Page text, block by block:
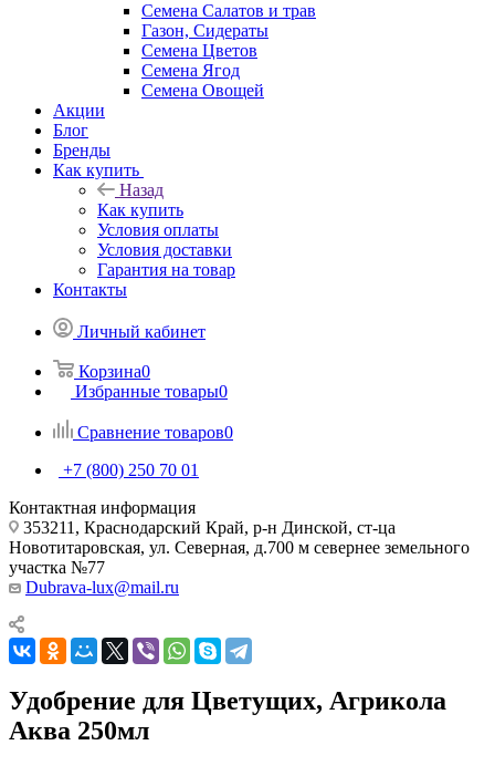
Семена Салатов и трав
Газон, Сидераты
Семена Цветов
Семена Ягод
Семена Овощей
Акции
Блог
Бренды
Как купить
Назад
Как купить
Условия оплаты
Условия доставки
Гарантия на товар
Контакты
Личный кабинет
Корзина0
Избранные товары0
Сравнение товаров0
+7 (800) 250 70 01
Контактная информация
353211, Краснодарский Край, р-н Динской, ст-ца
Новотитаровская, ул. Северная, д.700 м севернее земельного
участка №77
Dubrava-lux@mail.ru
Удобрение для Цветущих, Агрикола
Аква 250мл